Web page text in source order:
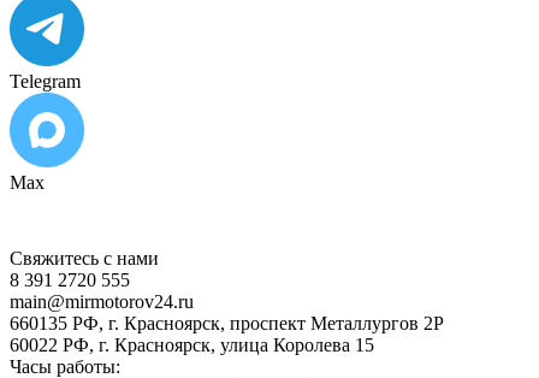
Telegram
Max
Свяжитесь с нами
8 391 2720 555
main@mirmotorov24.ru
660135 РФ, г. Красноярск, проспект Металлургов 2Р
60022 РФ, г. Красноярск, улица Королева 15
Часы работы: